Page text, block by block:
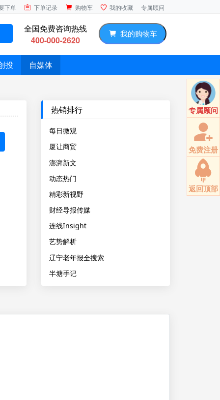
下单 下单记录 购物车 我的收藏 专属顾问
全国免费咨询热线
400-000-2620
我的购物车
投 自媒体
热销排行
每日微观
厦让商贸
澎湃新文
动态热门
精彩新视野
财经导报传媒
连线Insight
艺势解析
辽宁老年报全搜索
半塘手记
专属顾问
免费注册
返回顶部